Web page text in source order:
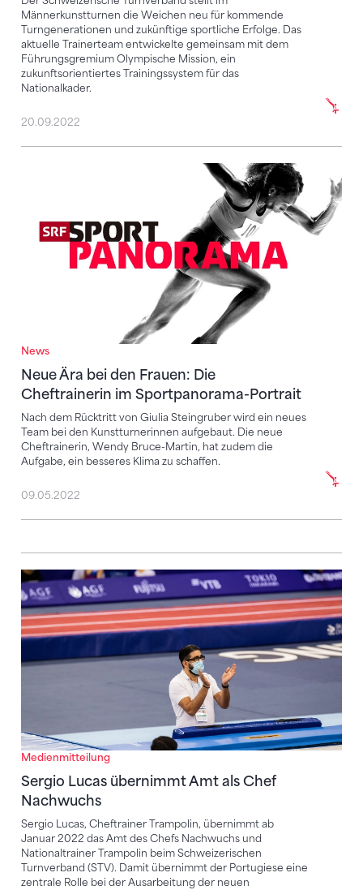
Männerkunstturnen die Weichen neu für kommende
Turngenerationen und zukünftige sportliche Erfolge. Das
aktuelle Trainerteam entwickelte gemeinsam mit dem
Führungsgremium Olympische Mission, ein
zukunftsorientiertes Trainingssystem für das
Nationalkader.
20.09.2022
News
Neue Ära bei den Frauen: Die
Cheftrainerin im Sportpanorama-Portrait
Nach dem Rücktritt von Giulia Steingruber wird ein neues
Team bei den Kunstturnerinnen aufgebaut. Die neue
Cheftrainerin, Wendy Bruce-Martin, hat zudem die
Aufgabe, ein besseres Klima zu schaffen.
Neue Ära bei den Frauen: Die Cheftrainerin im
09.05.2022
Medienmitteilung
Sergio Lucas übernimmt Amt als Chef
Nachwuchs
Sergio Lucas, Cheftrainer Trampolin, übernimmt ab
Januar 2022 das Amt des Chefs Nachwuchs und
Nationaltrainer Trampolin beim Schweizerischen
Turnverband (STV). Damit übernimmt der Portugiese eine
zentrale Rolle bei der Ausarbeitung der neuen
Sergio Lucas übernimmt Amt als Chef Nachwuchs